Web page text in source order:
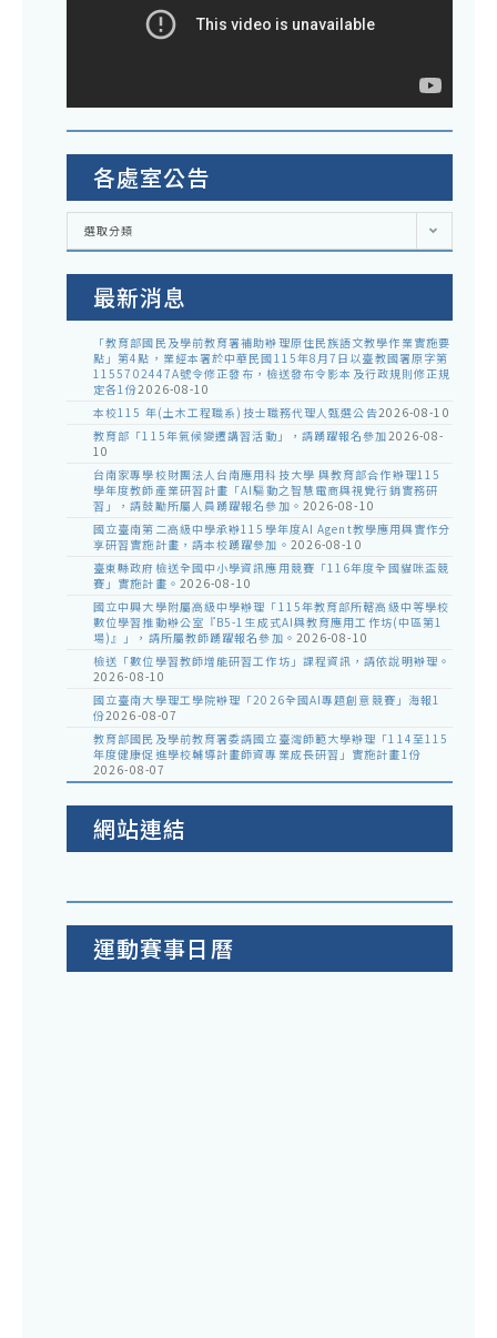
各處室公告
各
室
選取分類
最新消息
「教育部國民及學前教育署補助辦理原住民族語文教學作業實施要
點」第4點，業經本署於中華民國115年8月7日以臺教國署原字第
1155702447A號令修正發布，檢送發布令影本及行政規則修正規
定各1份2026-08-10
本校115 年(土木工程職系)技士職務代理人甄選公告2026-08-10
教育部「115年氣候變遷講習活動」，請踴躍報名參加2026-08-
10
台南家專學校財團法人台南應用科技大學 與教育部合作辦理115
學年度教師產業研習計畫「AI驅動之智慧電商與視覺行銷實務研
習」，請鼓勵所屬人員踴躍報名參加。 2026-08-10
國立臺南第二高級中學承辦115學年度AI Agent教學應用與實作分
享研習實施計畫，請本校踴躍參加。 2026-08-10
臺東縣政府檢送全國中小學資訊應用競賽「116年度全國貓咪盃競
賽」實施計畫。 2026-08-10
國立中興大學附屬高級中學辦理「115年教育部所轄高級中等學校
數位學習推動辦公室『B5-1生成式AI與教育應用工作坊(中區第1
場)』」，請所屬教師踴躍報名參加。 2026-08-10
檢送「數位學習教師增能研習工作坊」課程資訊，請依說明辦理。
2026-08-10
國立臺南大學理工學院辦理「2026全國AI專題創意競賽」海報1
份2026-08-07
教育部國民及學前教育署委請國立臺灣師範大學辦理「114至115
年度健康促進學校輔導計畫師資專業成長研習」實施計畫1份
2026-08-07
網站連結
運動賽事日曆